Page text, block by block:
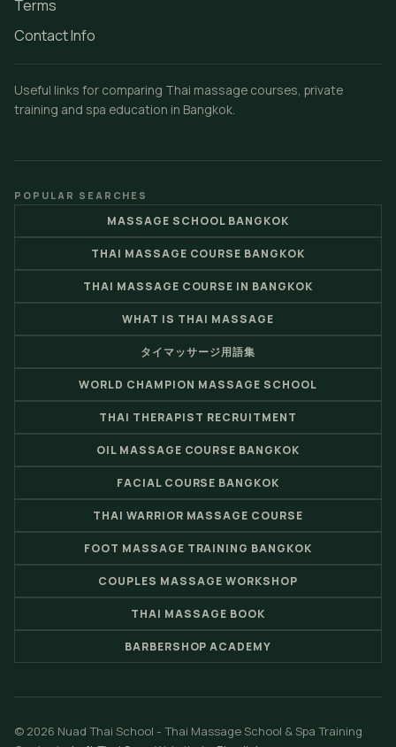
Terms
Contact Info
Useful links for comparing Thai massage courses, private
training and spa education in Bangkok.
POPULAR SEARCHES
MASSAGE SCHOOL BANGKOK
THAI MASSAGE COURSE BANGKOK
THAI MASSAGE COURSE IN BANGKOK
WHAT IS THAI MASSAGE
タイマッサージ用語集
WORLD CHAMPION MASSAGE SCHOOL
THAI THERAPIST RECRUITMENT
OIL MASSAGE COURSE BANGKOK
FACIAL COURSE BANGKOK
THAI WARRIOR MASSAGE COURSE
FOOT MASSAGE TRAINING BANGKOK
COUPLES MASSAGE WORKSHOP
THAI MASSAGE BOOK
BARBERSHOP ACADEMY
© 2026 Nuad Thai School - Thai Massage School & Spa Training